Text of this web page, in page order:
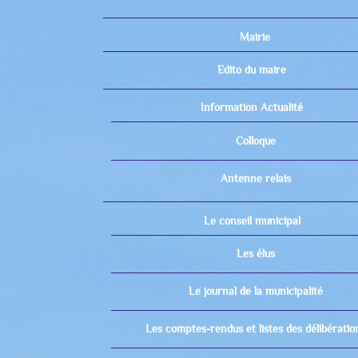
Mairie
Edito du maire
Information Actualité
Colloque
Antenne relais
Le conseil municipal
Les élus
Le journal de la municipalité
Les comptes-rendus et listes des